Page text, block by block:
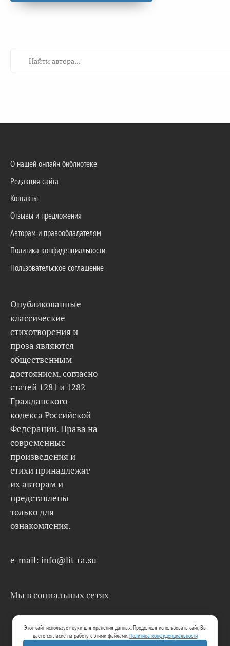
О нашей онлайн библиотеке
Редакция сайта
Контакты
Отзывы и предложения
Авторам и правообладателям
Политика конфиденциальности
Пользовательское соглашение
Опубликованные
классические
стихотворения и
проза являются
общественным
достоянием, согласно
статей 1281 и 1282
Гражданского
кодекса Российской
Федерации. Права на
современные
произведения и
стихи принадлежат
их авторам и
представлены
только для
ознакомления.
e-mail: info@lit-ra.su
Мы в социальных сетях
Этот сайт использует куки для хранения данных. Продолжая использовать сайт, Вы
даете согласие на работу с этими файлами.Политика конфиденциальности